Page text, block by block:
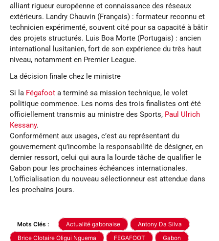
alliant rigueur européenne et connaissance des réseaux
extérieurs. Landry Chauvin (Français) : formateur reconnu et
technicien expérimenté, souvent cité pour sa capacité à bâtir
des projets structurés. Luis Boa Morte (Portugais) : ancien
international lusitanien, fort de son expérience du très haut
niveau, notamment en Premier League.
La décision finale chez le ministre
Si la Fégafoot a terminé sa mission technique, le volet
politique commence. Les noms des trois finalistes ont été
officiellement transmis au ministre des Sports, Paul Ulrich
Kessany.
Conformément aux usages, c’est au représentant du
gouvernement qu’incombe la responsabilité de désigner, en
dernier ressort, celui qui aura la lourde tâche de qualifier le
Gabon pour les prochaines échéances internationales.
L’officialisation du nouveau sélectionneur est attendue dans
les prochains jours.
Mots Clés : Actualité gabonaise
Antony Da Silva
Brice Clotaire Oligui Nguema
FEGAFOOT
Gabon